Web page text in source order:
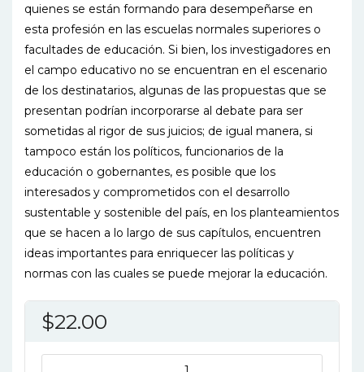
quienes se están formando para desempeñarse en
esta profesión en las escuelas normales superiores o
facultades de educación. Si bien, los investigadores en
el campo educativo no se encuentran en el escenario
de los destinatarios, algunas de las propuestas que se
presentan podrían incorporarse al debate para ser
sometidas al rigor de sus juicios; de igual manera, si
tampoco están los políticos, funcionarios de la
educación o gobernantes, es posible que los
interesados y comprometidos con el desarrollo
sustentable y sostenible del país, en los planteamientos
que se hacen a lo largo de sus capítulos, encuentren
ideas importantes para enriquecer las políticas y
normas con las cuales se puede mejorar la educación.
$22.00